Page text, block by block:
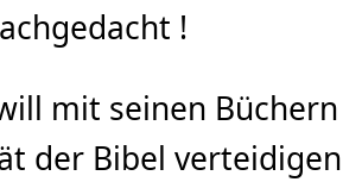
!
mit seinen Büchern
der Bibel verteidigen